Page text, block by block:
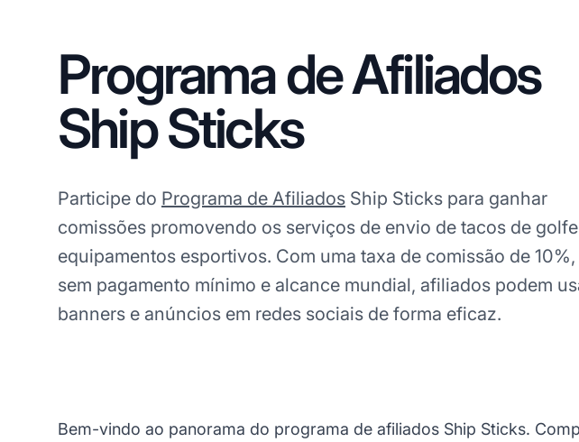
Programa de Afiliados
Ship Sticks
Participe do Programa de Afiliados Ship Sticks para ganhar
comissões promovendo os serviços de envio de tacos de
equipamentos esportivos. Com uma taxa de comissão de 10%,
sem pagamento mínimo e alcance mundial, afiliados podem
banners e anúncios em redes sociais de forma eficaz.
Bem-vindo ao panorama do programa de afiliados Ship Sticks.